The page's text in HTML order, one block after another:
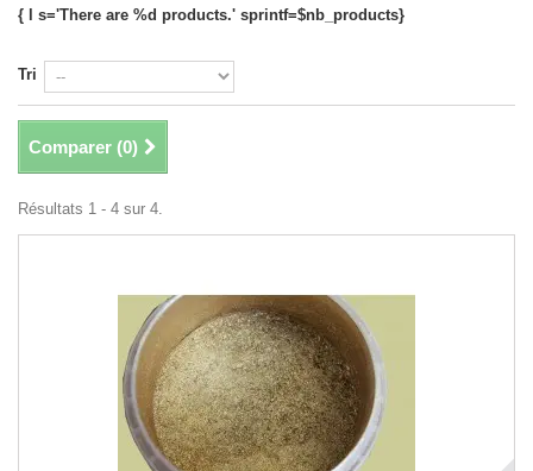
{ l s='There are %d products.' sprintf=$nb_products}
Tri
Comparer (0)
Résultats 1 - 4 sur 4.